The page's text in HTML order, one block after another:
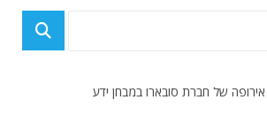
של חברת סובארו במבחן ידע